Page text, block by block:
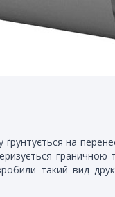
ґрунтується на
такий вид